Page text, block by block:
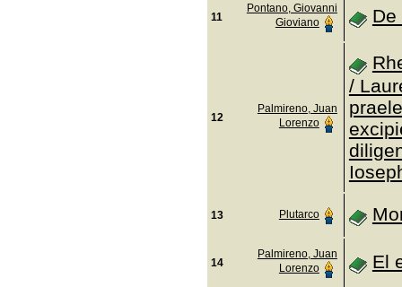
11
Pontano, Giovanni
Gioviano
De
12
Palmireno, Juan
Lorenzo
/
13 Plutarco
14
Palmireno, Juan
Lorenzo
El